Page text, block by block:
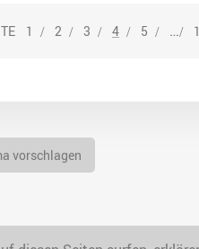
1 2 3 4 5 …
vorschlagen